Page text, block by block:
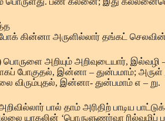
கின்னா அருளில்லார் தங்கட்
அறியும் அறிவுடையார், இல்வழி
போகுதல், இன்னா – துன்பமாம்;
விரும்புதல், இன்னா- துன்பமாம் எ – று.
அறிவில்லார் பால் தாம் அரிதிற்
யாகலின் ‘பொருளுணர்வா ரில்வழிப்